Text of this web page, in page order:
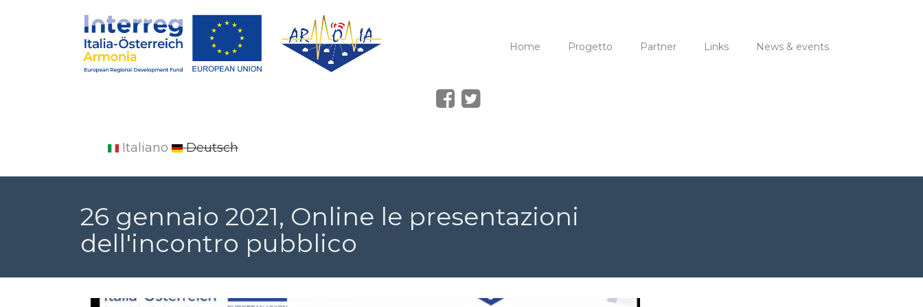
Home Progetto Partner Links News & events
Italiano Deutsch
26 gennaio 2021, Online le presentazioni
dell'incontro pubblico